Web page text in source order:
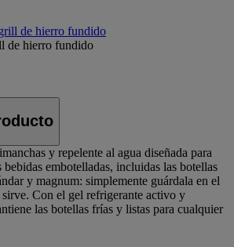
de hierro fundido
y repelente al agua diseñada para
embotelladas, incluidas las botellas
y magnum: simplemente guárdala en el
Con el gel refrigerante activo y
las botellas frías y listas para cualquier